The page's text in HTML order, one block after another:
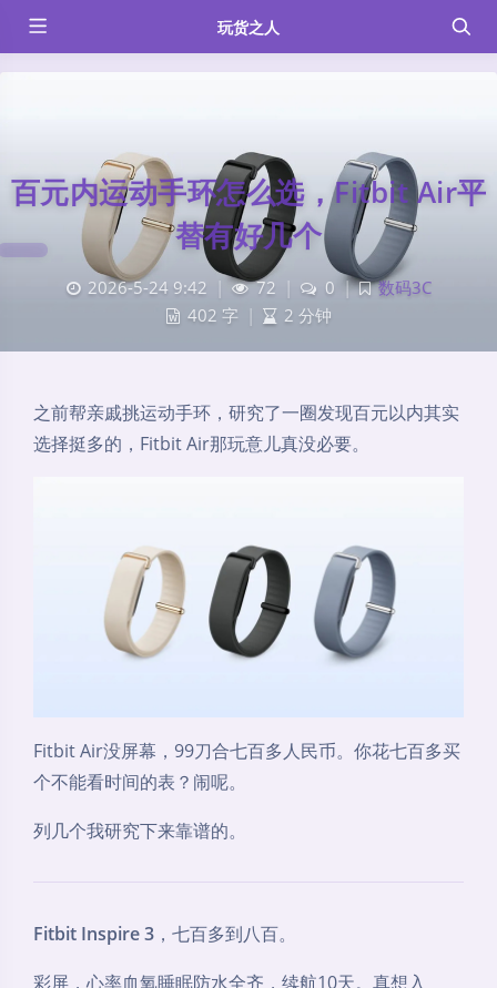
玩货之人
百元内运动手环怎么选，Fitbit Air平
替有好几个
2026-5-24 9:42 | 72 | 0 |
数码3C
402 字
| 2 分钟
之前帮亲戚挑运动手环，研究了一圈发现百元以内其实
选择挺多的，Fitbit Air那玩意儿真没必要。
Fitbit Air没屏幕，99刀合七百多人民币。你花七百多买
个不能看时间的表？闹呢。
列几个我研究下来靠谱的。
Fitbit Inspire 3 ，七百多到八百。
彩屏，心率血氧睡眠防水全齐，续航10天。真想入